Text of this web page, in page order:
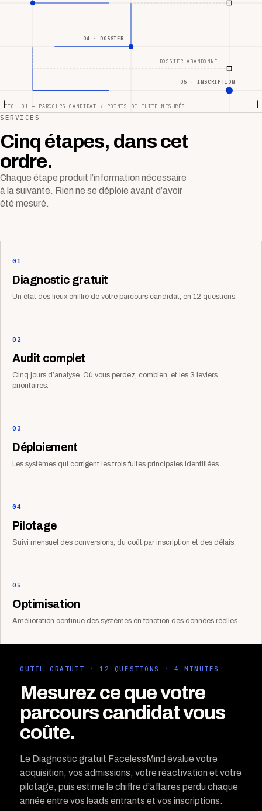
04 · DOSSIER
05 · INSCRIPTION
DOSSIER ABANDONNÉ
FIG. 01 — PARCOURS CANDIDAT / POINTS DE FUITE MESURÉS
SERVICES
Cinq étapes, dans cet
ordre.
Chaque étape produit l’information nécessaire
à la suivante. Rien ne se déploie avant d’avoir
été mesuré.
01
Diagnostic gratuit
Un état des lieux chiffré de votre parcours candidat, en 12 questions.
02
Audit complet
Cinq jours d’analyse. Où vous perdez, combien, et les 3 leviers
prioritaires.
03
Déploiement
Les systèmes qui corrigent les trois fuites principales identifiées.
04
Pilotage
Suivi mensuel des conversions, du coût par inscription et des délais.
05
Optimisation
Amélioration continue des systèmes en fonction des données réelles.
OUTIL GRATUIT · 12 QUESTIONS · 4 MINUTES
Mesurez ce que votre
parcours candidat vous
coûte.
Le Diagnostic gratuit FacelessMind évalue votre
acquisition, vos admissions, votre réactivation et votre
pilotage, puis estime le chiffre d’affaires perdu chaque
année entre vos leads entrants et vos inscriptions.